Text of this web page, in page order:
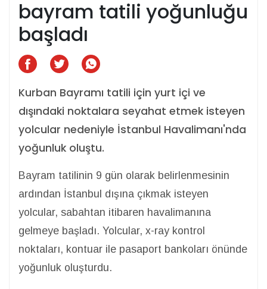
bayram tatili yoğunluğu
başladı
Kurban Bayramı tatili için yurt içi ve
dışındaki noktalara seyahat etmek isteyen
yolcular nedeniyle İstanbul Havalimanı'nda
yoğunluk oluştu.
Bayram tatilinin 9 gün olarak belirlenmesinin
ardından İstanbul dışına çıkmak isteyen
yolcular, sabahtan itibaren havalimanına
gelmeye başladı. Yolcular, x-ray kontrol
noktaları, kontuar ile pasaport bankoları önünde
yoğunluk oluşturdu.